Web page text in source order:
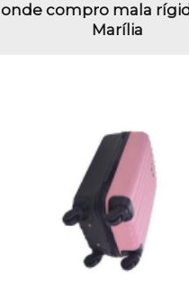
onde compro mala
Marília